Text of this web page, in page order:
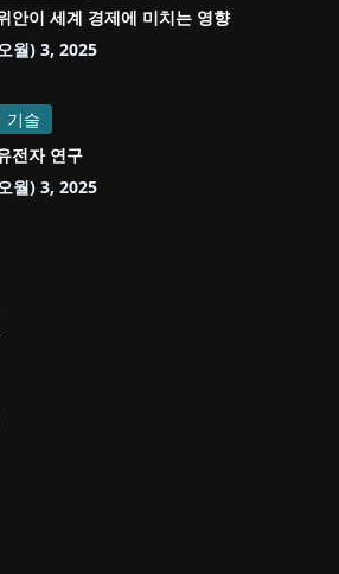
안이 세계 경제에 미치는 영향
월) 3, 2025
기술
전자 연구
월) 3, 2025